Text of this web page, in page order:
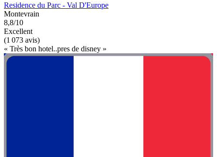
Residence du Parc - Val D'Europe
Montevrain
8,8/10
Excellent
(1 073 avis)
« Très bon hotel..pres de disney »